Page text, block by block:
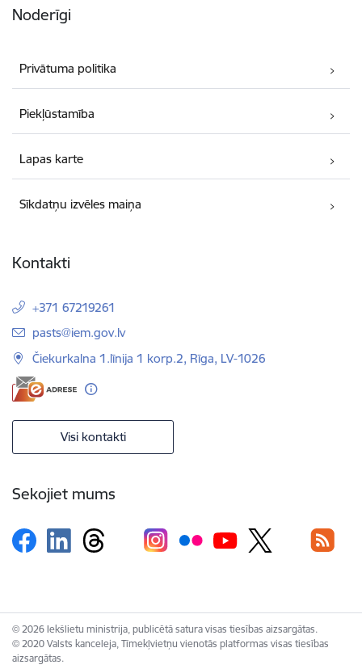
Noderīgi
Privātuma politika
Piekļūstamība
Lapas karte
Sīkdatņu izvēles maiņa
Kontakti
+371 67219261
E-pasts:
pasts@iem.gov.lv
Čiekurkalna 1.līnija 1 korp.2, Rīga, LV-1026
Visi kontakti
Sekojiet mums
© 2026 Iekšlietu ministrija, publicētā satura visas tiesības aizsargātas.
© 2020 Valsts kanceleja, Tīmekļvietņu vienotās platformas visas tiesības
aizsargātas.